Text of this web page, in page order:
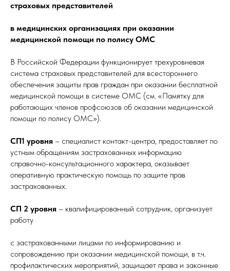
страховых представителей
в медицинских организациях при оказании
медицинской помощи по полису ОМС
В Российской Федерации функционирует трехуровневая
система страховых представителей для всестороннего
обеспечения защиты прав граждан при оказании бесплатной
медицинской помощи в системе ОМС (см. «Памятку для
работающих членов профсоюзов об оказании медицинской
помощи по полису ОМС»).
СП1 уровня – специалист контакт-центра, предоставляет по
устным обращениям застрахованных информацию
справочно-консультационного характера, оказывает
оперативную практическую помощь по защите прав
застрахованных.
СП 2 уровня – квалифицированный сотрудник, организует
работу
с застрахованными лицами по информированию и
сопровождению при оказании медицинской помощи, в т.ч.
профилактических мероприятий, защищает права и законные